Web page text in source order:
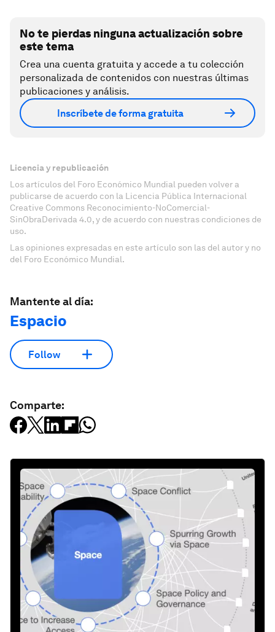
No te pierdas ninguna actualización sobre
este tema
Crea una cuenta gratuita y accede a tu colección
personalizada de contenidos con nuestras últimas
publicaciones y análisis.
Inscríbete de forma gratuita
Licencia y republicación
Los artículos del Foro Económico Mundial pueden volver a
publicarse de acuerdo con la Licencia Pública Internacional
Creative Commons Reconocimiento-NoComercial-
SinObraDerivada 4.0, y de acuerdo con nuestras condiciones de
uso.
Las opiniones expresadas en este artículo son las del autor y no
del Foro Económico Mundial.
Mantente al día:
Espacio
Follow
Comparte: